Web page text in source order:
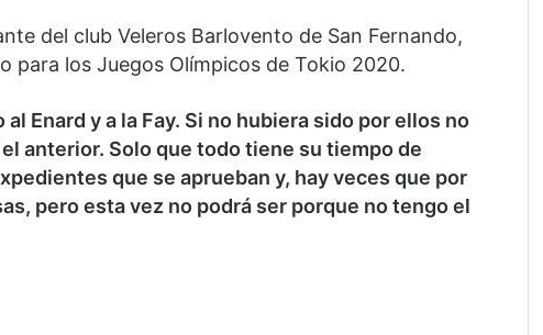
del club Veleros Barlovento de San Fernando,
para los Juegos Olímpicos de Tokio 2020.
Enard y a la Fay. Si no hubiera sido por ellos no
anterior. Solo que todo tiene su tiempo de
que se aprueban y, hay veces que por
pero esta vez no podrá ser porque no tengo el